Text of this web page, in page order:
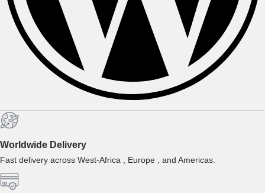
Worldwide Delivery
Fast delivery across West-Africa , Europe , and Americas.